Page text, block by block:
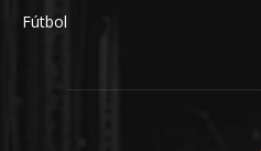
Fútbol